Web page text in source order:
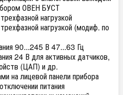
ОВЕН БУСТ
нагрузкой
нагрузкой (модиф. по
90...245 В 47...63 Гц
24 В для активных датчиков,
(ЦАП) и др.
на лицевой панели прибора
питания